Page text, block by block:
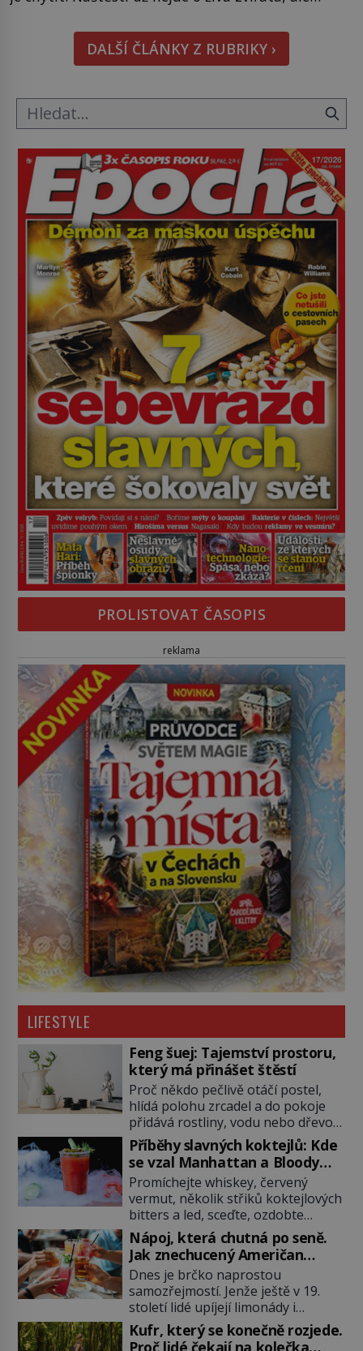
Tato veselá podívaná připomíná jeden z
nejpodivnějších a zároveň nejkrutějších zvyků […]
DALŠÍ ČLÁNKY Z RUBRIKY ›
PROLISTOVAT ČASOPIS
reklama
LIFESTYLE
Feng šuej: Tajemství prostoru,
který má přinášet štěstí
Proč někdo pečlivě otáčí postel,
hlídá polohu zrcadel a do pokoje
přidává rostliny, vodu nebo dřevo?
Feng šuej tvrdí, že domov není jen
soubor zdí a nábytku. Je to prostor,
kterým proudí energie čchi a jeho
uspořádání může ovlivňovat, jak se
v něm člověk cítí. Feng šuej má
kořeny ve staré Číně a jeho historie
[…]
Příběhy slavných koktejlů: Kde
se vzal Manhattan a Bloody
Mary?
Promíchejte whiskey, červený
vermut, několik střiků koktejlových
bitters a led, sceďte, ozdobte
koktejlovou třešinkou a tadá…
Manhattan je tu! A pokud to má být
skutečně on, dejte si pozor, ať
místo klasické americké rye
whiskey či klidně bourbonu
nepoužijete skotskou whisku. Co
se stane? Inu, koktejl bude stále
skvělý, ale už to nebude
Nápoj, která chutná po seně.
Jak znechucený Američan
vymyslel brčko
Dnes je brčko naprostou
samozřejmostí. Jenže ještě v 19.
století lidé upíjejí limonády i
koktejly dutými stébly žita nebo
žitné slámy. Fungují sice dobře,
Kufr, který se konečně rozjede.
Proč lidé čekají na kolečka